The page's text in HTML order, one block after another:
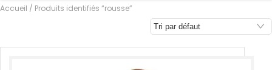
Accueil / Produits identifiés “rousse”